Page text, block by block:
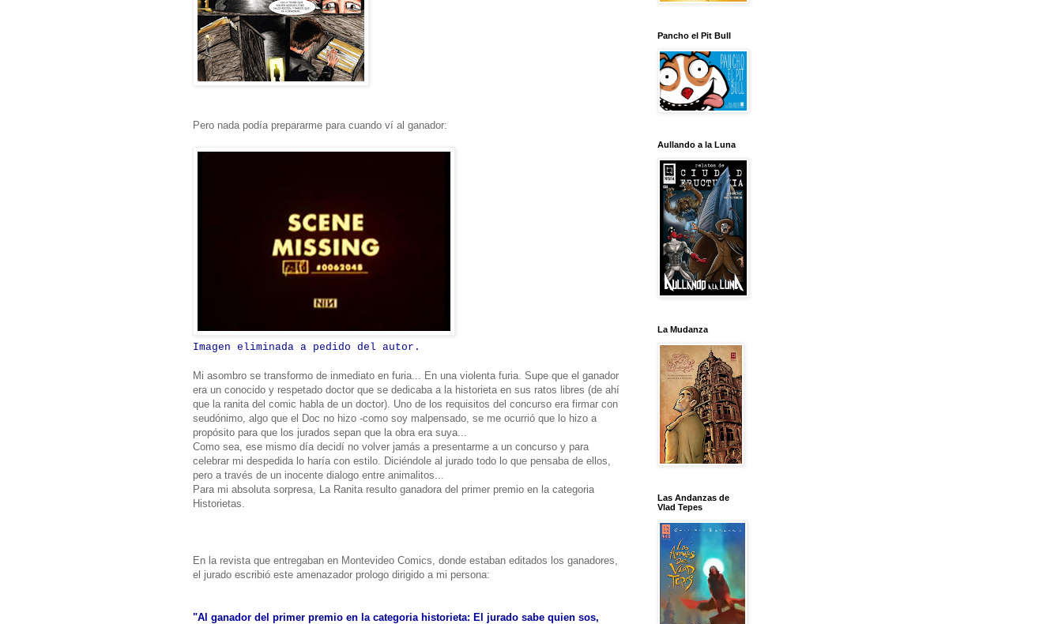
Pero nada podía prepararme para cuando ví al ganador:
Imagen eliminada a pedido del autor.
Mi asombro se transformo de inmediato en furia... En una violenta furia. Supe que el ganador
era un conocido y respetado doctor que se dedicaba a la historieta en sus ratos libres (de ahí
que la ranita del comic habla de un doctor). Uno de los requisitos del concurso era firmar con
seudónimo, algo que el Doc no hizo -como soy malpensado, se me ocurrió que lo hizo a
propósito para que los jurados sepan que la obra era suya...
Como sea, ese mismo día decidí no volver jamás a presentarme a un concurso y para
celebrar mi despedida lo haría con estilo. Diciéndole al jurado todo lo que pensaba de ellos,
pero a través de un inocente dialogo entre animalitos...
Para mi absoluta sorpresa, La Ranita resulto ganadora del primer premio en la categoria
Historietas.
En la revista que entregaban en Montevideo Comics, donde estaban editados los ganadores,
el jurado escribió este amenazador prologo dirigido a mi persona:
"Al ganador del primer premio en la categoria historieta: El jurado sabe quien sos,
Pancho el Pit Bull
Aullando a la Luna
La Mudanza
Las Andanzas de
Vlad Tepes